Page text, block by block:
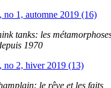
no 1, automne 2019 (16)
tanks: les
1970
no 2, hiver 2019 (13)
le rêve et les faits